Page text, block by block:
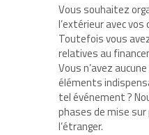
Vous souhaitez
l’extérieur avec
Toutefois vous
relatives au
Vous n’avez
éléments
tel événement ?
phases de mise sur
l’étranger.